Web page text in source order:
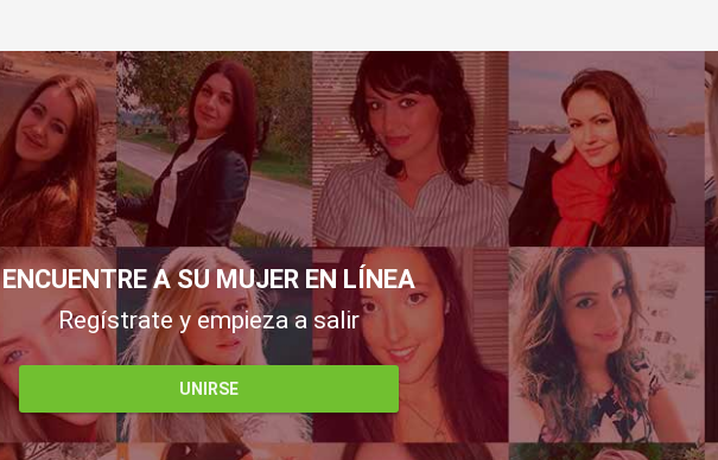
ENCUENTRE A SU MUJER EN LÍNEA
Regístrate y empieza a salir
UNIRSE